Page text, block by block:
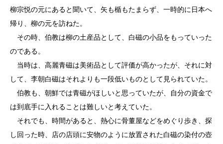
柳宗悦の元にあると聞いて、矢も楯もたまらず、一時的に日本へ
帰り、柳の元を訪ねた。
その時、伯教は柳の土産品として、白磁の小品をもっていった
のである。
当時は、高麗青磁は美術品として評価が高かったが、それに対
して、李朝白磁はそれよりも一段低いものとして見られていた。
伯教も、朝鮮では青磁がほしいと思っていたが、自分の資金で
は到底手に入れることは難しいと考えていた。
それでも、時間があると、熱心に骨董屋などをめぐり歩き、探
し回った時、店の店頭に安物のように放置された白磁の染付の壺